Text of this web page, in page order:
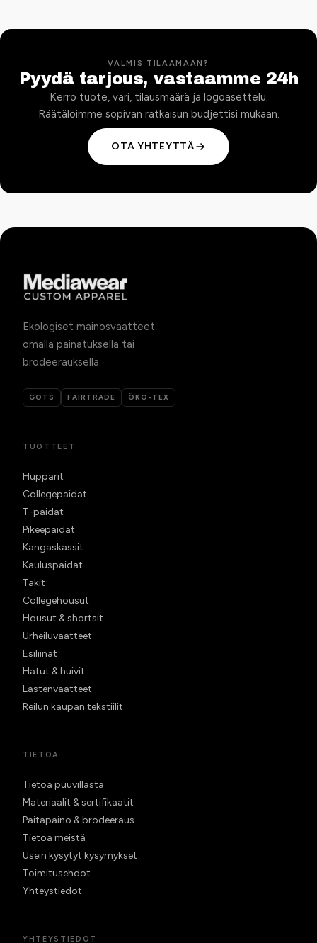
VALMIS TILAAMAAN?
Pyydä tarjous, vastaamme 24h
Kerro tuote, väri, tilausmäärä ja logoasettelu.
Räätälöimme sopivan ratkaisun budjettisi mukaan.
OTA YHTEYTTÄ
Ekologiset mainosvaatteet
omalla painatuksella tai
brodeerauksella.
GOTS FAIRTRADE ÖKO-TEX
TUOTTEET
Hupparit
Collegepaidat
T-paidat
Pikeepaidat
Kangaskassit
Kauluspaidat
Takit
Collegehousut
Housut & shortsit
Urheiluvaatteet
Esiliinat
Hatut & huivit
Lastenvaatteet
Reilun kaupan tekstiilit
TIETOA
Tietoa puuvillasta
Materiaalit & sertifikaatit
Paitapaino & brodeeraus
Tietoa meistä
Usein kysytyt kysymykset
Toimitusehdot
Yhteystiedot
YHTEYSTIEDOT